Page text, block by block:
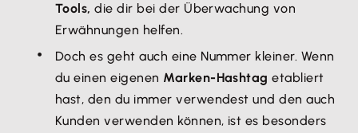
Tools, die dir bei der Überwachung von
Erwähnungen helfen.
Doch es geht auch eine Nummer kleiner. Wenn
du einen eigenen Marken-Hashtag etabliert
hast, den du immer verwendest und den auch
Kunden verwenden können, ist es besonders